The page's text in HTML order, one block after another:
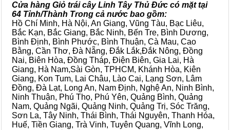
Cửa hàng Giỏ trái cây Linh Tây Thủ Đức có mặt tại
64 Tỉnh/Thành Trong cả nước bao gồm:
Hồ Chí Minh, Hà Nội, An Giang, Vũng Tàu, Bạc Liêu,
Bắc Kạn, Bắc Giang, Bắc Ninh, Bến Tre, Bình Dương,
Bình Định, Bình Phước, Bình Thuận, Cà Mau, Cao
Bằng, Cần Thơ, Đà Nẵng, Đắk Lắk,Đắk Nông, Đồng
Nai, Biên Hòa, Đồng Tháp, Điện Biên, Gia Lai, Hà
Giang, Hà Nam,Sài Gòn, TPHCM, Khánh Hòa, Kiên
Giang, Kon Tum, Lai Châu, Lào Cai, Lạng Sơn, Lâm
Đồng, Đà Lạt, Long An, Nam Định, Nghệ An, Ninh Bình,
Ninh Thuận, Phú Thọ, Phú Yên, Quảng Bình, Quảng
Nam, Quảng Ngãi, Quảng Ninh, Quảng Trị, Sóc Trăng,
Sơn La, Tây Ninh, Thái Bình, Thái Nguyên, Thanh Hóa,
Huế, Tiền Giang, Trà Vinh, Tuyên Quang, Vĩnh Long,